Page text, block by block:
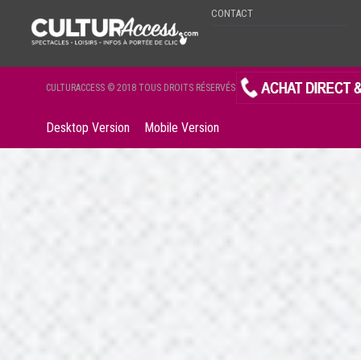
CONTACT
CULTURACCESS © 2018 TOUS DROITS RÉSERVÉS
Desktop Version Mobile Version